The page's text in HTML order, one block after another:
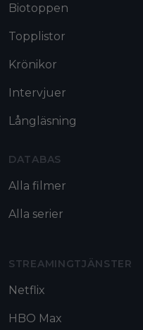
Biotoppen
Topplistor
Krönikor
Intervjuer
Långläsning
DATABAS
Alla filmer
Alla serier
STREAMINGTJÄNSTER
Netflix
HBO Max